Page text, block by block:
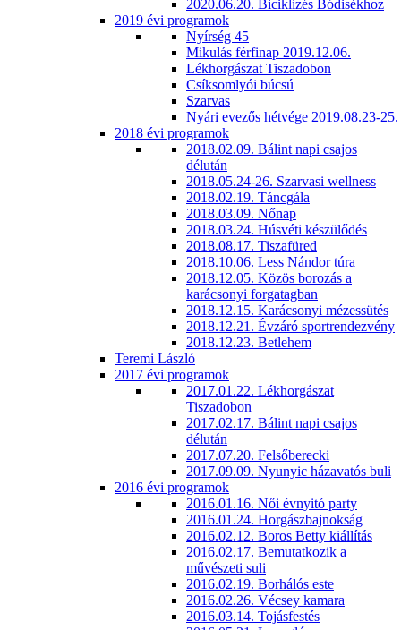
2020.06.20. Biciklizés Bódisékhoz
2019 évi programok
Nyírség 45
Mikulás férfinap 2019.12.06.
Lékhorgászat Tiszadobon
Csíksomlyói búcsú
Szarvas
Nyári evezős hétvége 2019.08.23-25.
2018 évi programok
2018.02.09. Bálint napi csajos
délután
2018.05.24-26. Szarvasi wellness
2018.02.19. Táncgála
2018.03.09. Nőnap
2018.03.24. Húsvéti készülődés
2018.08.17. Tiszafüred
2018.10.06. Less Nándor túra
2018.12.05. Közös borozás a
karácsonyi forgatagban
2018.12.15. Karácsonyi mézessütés
2018.12.21. Évzáró sportrendezvény
2018.12.23. Betlehem
Teremi László
2017 évi programok
2017.01.22. Lékhorgászat
Tiszadobon
2017.02.17. Bálint napi csajos
délután
2017.07.20. Felsőberecki
2017.09.09. Nyunyic házavatós buli
2016 évi programok
2016.01.16. Női évnyitó party
2016.01.24. Horgászbajnokság
2016.02.12. Boros Betty kiállítás
2016.02.17. Bemutatkozik a
művészeti suli
2016.02.19. Borhálós este
2016.02.26. Vécsey kamara
2016.03.14. Tojásfestés